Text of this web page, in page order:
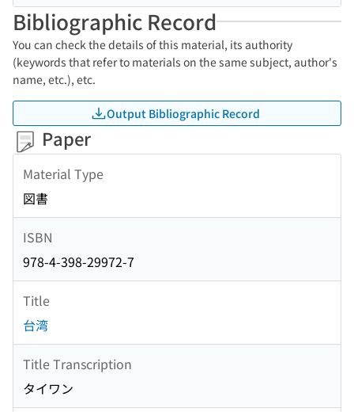
Bibliographic Record
You can check the details of this material, its authority
(keywords that refer to materials on the same subject, author's
name, etc.), etc.
Output Bibliographic Record
Paper
Material Type
図書
ISBN
978-4-398-29972-7
Title
台湾
Title Transcription
タイワン